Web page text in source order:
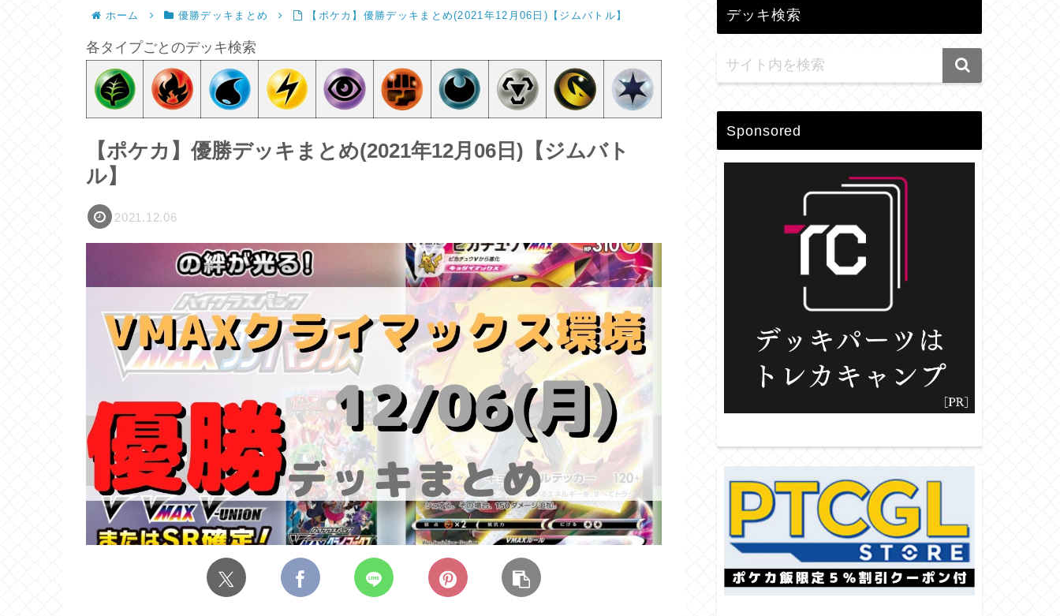
ホーム 優勝デッキまとめ 【ポケカ】優勝デッキまとめ(2021年12月06日)【ジムバトル】
各タイプごとのデッキ検索
【ポケカ】優勝デッキまとめ(2021年12月06日)【ジムバト
ル】
2021.12.06
デッキ検索
Sponsored